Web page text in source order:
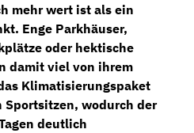
mehr wert ist als ein
Enge Parkhäuser,
oder hektische
damit viel von ihrem
Klimatisierungspaket
Sportsitzen, wodurch der
deutlich